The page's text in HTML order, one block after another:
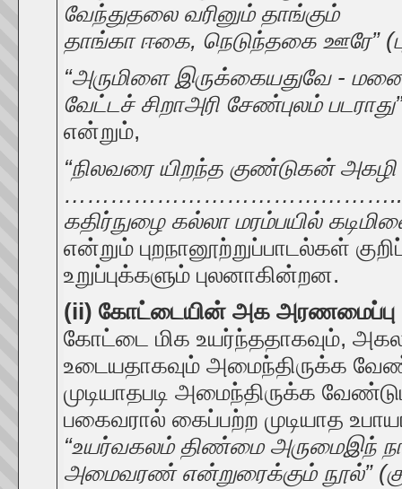
வேந்துதலை வரினும் தாங்கும்
தாங்கா ஈகை, நெடுந்தகை ஊரே”
“அருமிளை இருக்கையதுவே -
வேட்டச் சிறாஅரி சேண்புலம்
என்றும்,
“நிலவரை யிறந்த குண்டுகன் அகழி
……………………………………..
கதிர்நுழை கல்லா மரம்பயில்
என்றும் புறநானூற்றுப்பாடல்கள்
உறுப்புக்களும் புலனாகின்றன.
(ii) கோட்டையின் அக அரணமைப்பு
கோட்டை மிக உயர்ந்ததாகவும்,
உடையதாகவும் அமைந்திருக்க
முடியாதபடி அமைந்திருக்க
பகைவரால் கைப்பற்ற முடியாத
“உயர்வகலம் திண்மை அருமைஇந்
அமைவரண் என்றுரைக்கும் நூல்”